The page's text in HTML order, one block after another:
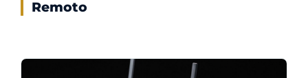
Remoto